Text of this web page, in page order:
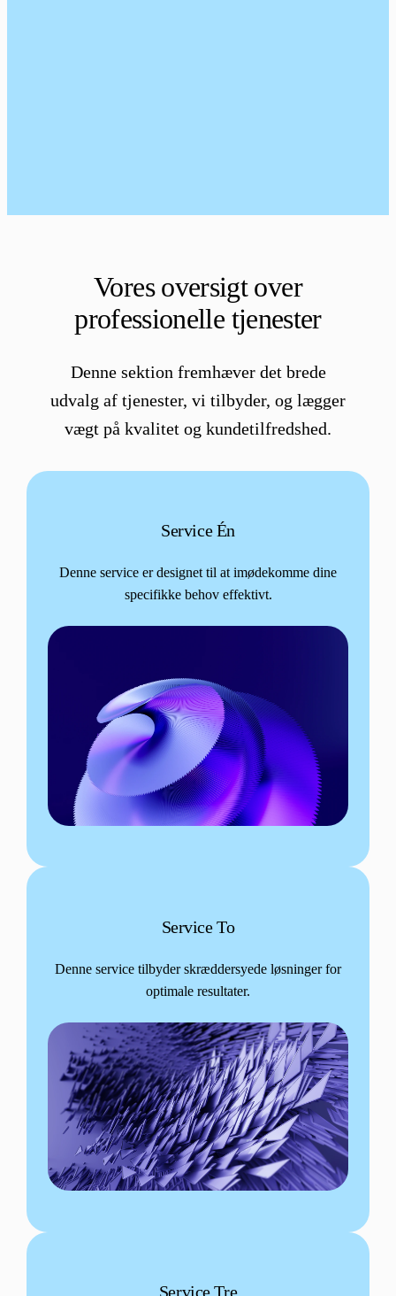
Vores oversigt over
professionelle tjenester
Denne sektion fremhæver det brede
udvalg af tjenester, vi tilbyder, og lægger
vægt på kvalitet og kundetilfredshed.
Service Én
Denne service er designet til at imødekomme dine
specifikke behov effektivt.
Service To
Denne service tilbyder skræddersyede løsninger for
optimale resultater.
Service Tre